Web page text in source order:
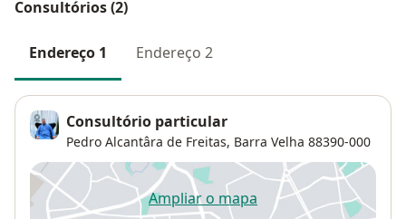
Consultórios (2)
Endereço 1 Endereço 2
Consultório particular
Pedro Alcantâra de Freitas, Barra Velha 88390-000
Ampliar o mapaabre num novo separador